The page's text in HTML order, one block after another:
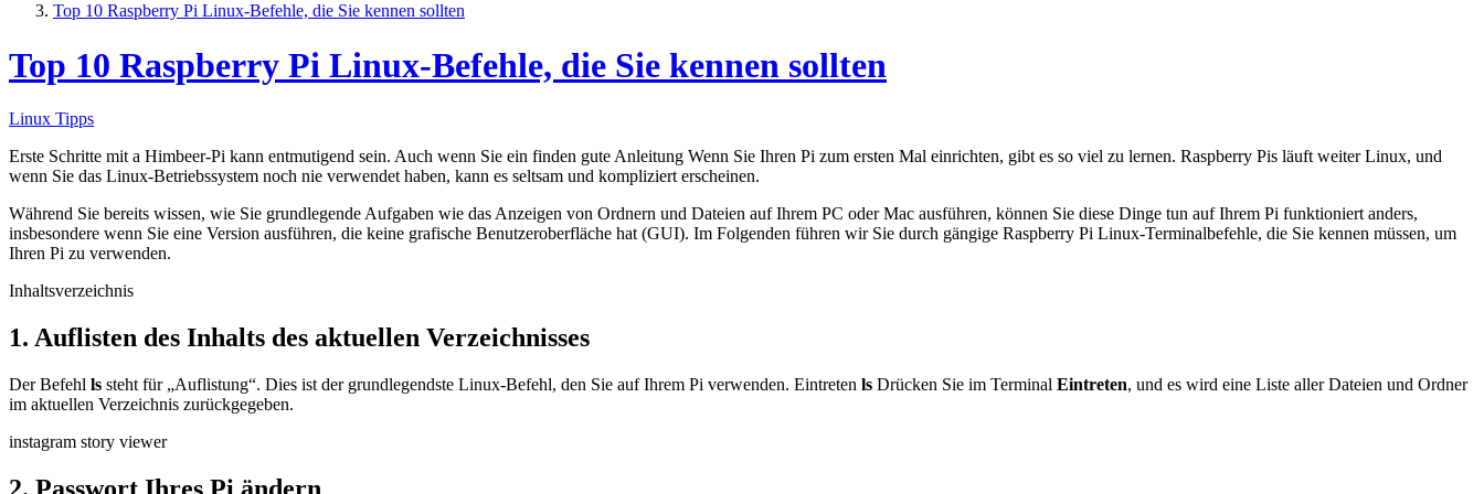
Top 10 Raspberry Pi Linux-Befehle, die Sie kennen sollten
Top 10 Raspberry Pi Linux-Befehle, die Sie kennen sollten
Linux Tipps
Erste Schritte mit a Himbeer-Pi kann entmutigend sein. Auch wenn Sie ein finden gute Anleitung Wenn Sie Ihren Pi zum ersten Mal einrichten, gibt es so viel zu lernen. Raspberry Pis läuft weiterLinux, und
wenn Sie das Linux-Betriebssystem noch nie verwendet haben, kann es seltsam und kompliziert erscheinen.
Während Sie bereits wissen, wie Sie grundlegende Aufgaben wie das Anzeigen von Ordnern und Dateien auf Ihrem PC oder Mac ausführen, können Sie diese Dinge tun auf Ihrem Pi funktioniert anders,
insbesondere wenn Sie eine Version ausführen, die keine grafische Benutzeroberfläche hat (GUI). Im Folgenden führen wir Sie durch gängige Raspberry Pi Linux-Terminalbefehle, die Sie kennen müssen, um
Ihren Pi zu verwenden.
Inhaltsverzeichnis
1. Auflisten des Inhalts des aktuellen Verzeichnisses
Der Befehl ls steht für „Auflistung“. Dies ist der grundlegendste Linux-Befehl, den Sie auf Ihrem Pi verwenden. Eintreten ls Drücken Sie im Terminal Eintreten, und es wird eine Liste aller Dateien und Ordner
im aktuellen Verzeichnis zurückgegeben.
instagram story viewer